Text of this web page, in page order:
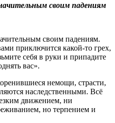
своим падениям
своим падениям.
приключится какой-то грех,
себя в руки и припадите
вас».
немощи, страсти,
наследственными. Всё
движением, ни
но терпением и